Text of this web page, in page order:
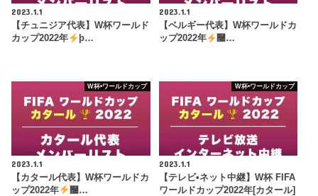
2023.1.1
【チュニジア代表】W杯ワールド
カップ2022年
þ…
2023.1.1
【ベルギー代表】W杯ワールドカ
ップ2022年
࿠…
W杯•ワールドカップ
2023.1.1
【カタール代表】W杯ワールドカ
ップ2022年
࿠…
W杯•ワールドカップ
2023.1.1
【テレビ•ネット中継】W杯 FIFA
ワールドカップ2022年[カタール]